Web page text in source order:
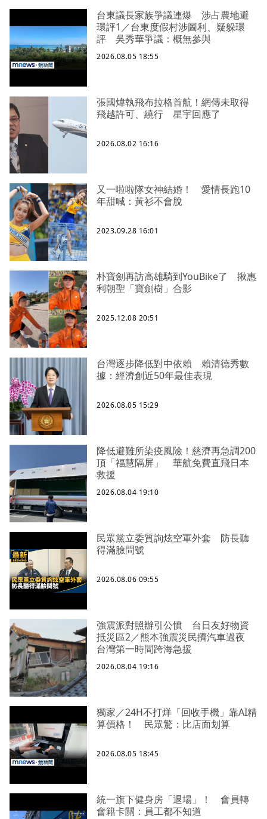
台東議長家族爭議連爆 涉占農地避
環評1／台東度假村涉圖利、疑躲環
評 吳秀華爭議：概無參與
2026.08.05 18:55
張國煒執飛布拉格首航！網傳未取得
飛越許可、繞行 星宇回應了
2026.08.02 16:16
又一啦啦隊女神結婚！ 愛情長跑10
年甜喊：黃衫不會脫
2023.09.28 16:01
朴寶劍再訪高雄騎到YouBike了 揪惠
利朝聖「寶劍樹」合影
2025.12.08 20:51
台灣逐步降低對中依賴 賴清德秀數
據：經濟創近50年最佳表現
2026.08.05 15:29
降低避難所染疫風險！慈濟再急調200
頂「福慧隔屏」 華航免費直飛日本
救援
2026.08.04 19:10
民眾黨立委質詢炫空軍外套 防長聽
得滿臉問號
2026.08.06 09:55
強震派對照辦引公憤 台日友好物資
抵災區2／熊本強震災民擠汽車過夜
台灣第一時間跨海急援
2026.08.04 19:16
獨家／24H不打烊「回收手機」靠AI精
算價格！ 民眾驚：比店面划算
2026.08.05 18:45
統一旗下健身房「退場」！ 會員轉
會籍卡關：員工都不知道